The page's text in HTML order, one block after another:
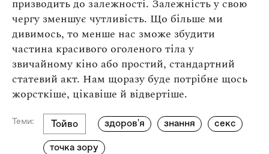
призводить до залежності. Залежність у свою
чергу зменшує чутливість. Що більше ми
дивимось, то менше нас зможе збудити
частина красивого оголеного тіла у
звичайному кіно або простий, стандартний
статевий акт. Нам щоразу буде потрібне щось
жорсткіше, цікавіше й відвертіше.
Теми: Тойво здоров'я знання секс
точка зору